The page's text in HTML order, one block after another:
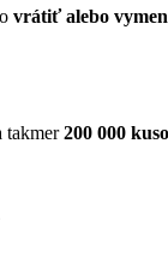
vrátiť alebo
takmer200 000